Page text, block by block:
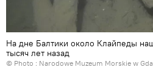
На дне Балтики около Клайпеды
тысяч лет назад
© Photo : Narodowe Muzeum Morskie w